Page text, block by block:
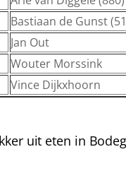
Bastiaan de Gunst
Jan Out
Wouter Morssink
Vince Dijkxhoorn
uit eten in